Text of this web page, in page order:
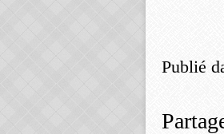
Publié